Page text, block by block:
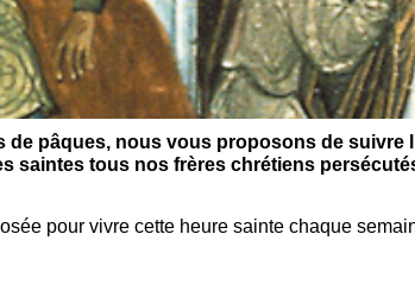
pâques, nous vous proposons de suivre
tous nos frères chrétiens
pour vivre cette heure sainte chaque